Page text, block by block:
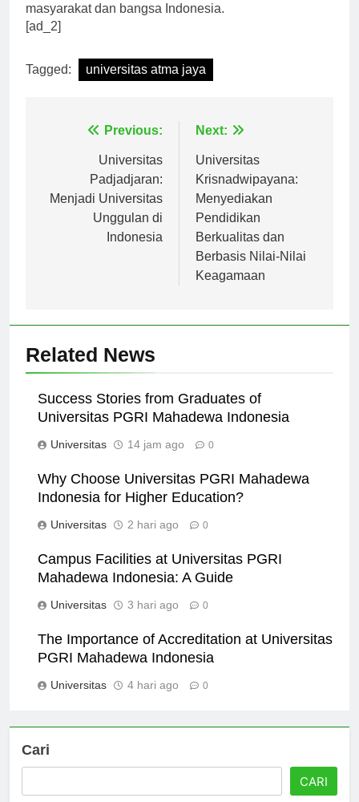
masyarakat dan bangsa Indonesia.
[ad_2]
Tagged: universitas atma jaya
NavigasiPrevious:
Universitas
Padjadjaran:
Menjadi Universitas
Unggulan di
Indonesia
Next:
Universitas
Krisnadwipayana:
Menyediakan
Pendidikan
Berkualitas dan
Berbasis Nilai-Nilai
Keagamaan
Related News
Success Stories from Graduates of
Universitas PGRI Mahadewa Indonesia
Universitas 14 jam ago 0
Why Choose Universitas PGRI Mahadewa
Indonesia for Higher Education?
Universitas 2 hari ago 0
Campus Facilities at Universitas PGRI
Mahadewa Indonesia: A Guide
Universitas 3 hari ago 0
The Importance of Accreditation at Universitas
PGRI Mahadewa Indonesia
Universitas 4 hari ago 0
Cari
CARI